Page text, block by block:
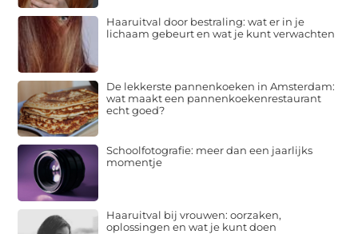
Haaruitval door bestraling: wat er in je
lichaam gebeurt en wat je kunt verwachten
De lekkerste pannenkoeken in Amsterdam:
wat maakt een pannenkoekenrestaurant
echt goed?
Schoolfotografie: meer dan een jaarlijks
momentje
Haaruitval bij vrouwen: oorzaken,
oplossingen en wat je kunt doen